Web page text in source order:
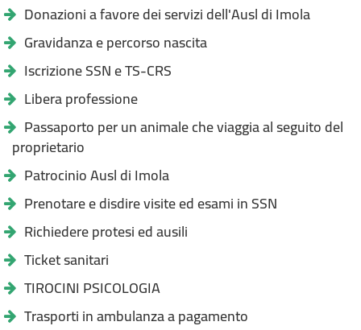
Donazioni a favore dei servizi dell'Ausl di Imola
Gravidanza e percorso nascita
Iscrizione SSN e TS-CRS
Libera professione
Passaporto per un animale che viaggia al seguito del
proprietario
Patrocinio Ausl di Imola
Prenotare e disdire visite ed esami in SSN
Richiedere protesi ed ausili
Ticket sanitari
TIROCINI PSICOLOGIA
Trasporti in ambulanza a pagamento